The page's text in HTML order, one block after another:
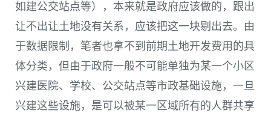
如建公交站点等），本来就是政府应该做的，跟出
让不出让土地没有关系，应该把这一块剔出去。由
于数据限制，笔者也拿不到前期土地开发费用的具
体分类，但由于政府一般不可能单独为某一个小区
兴建医院、学校、公交站点等市政基础设施，一旦
兴建这些设施，是可以被某一区域所有的人群共享